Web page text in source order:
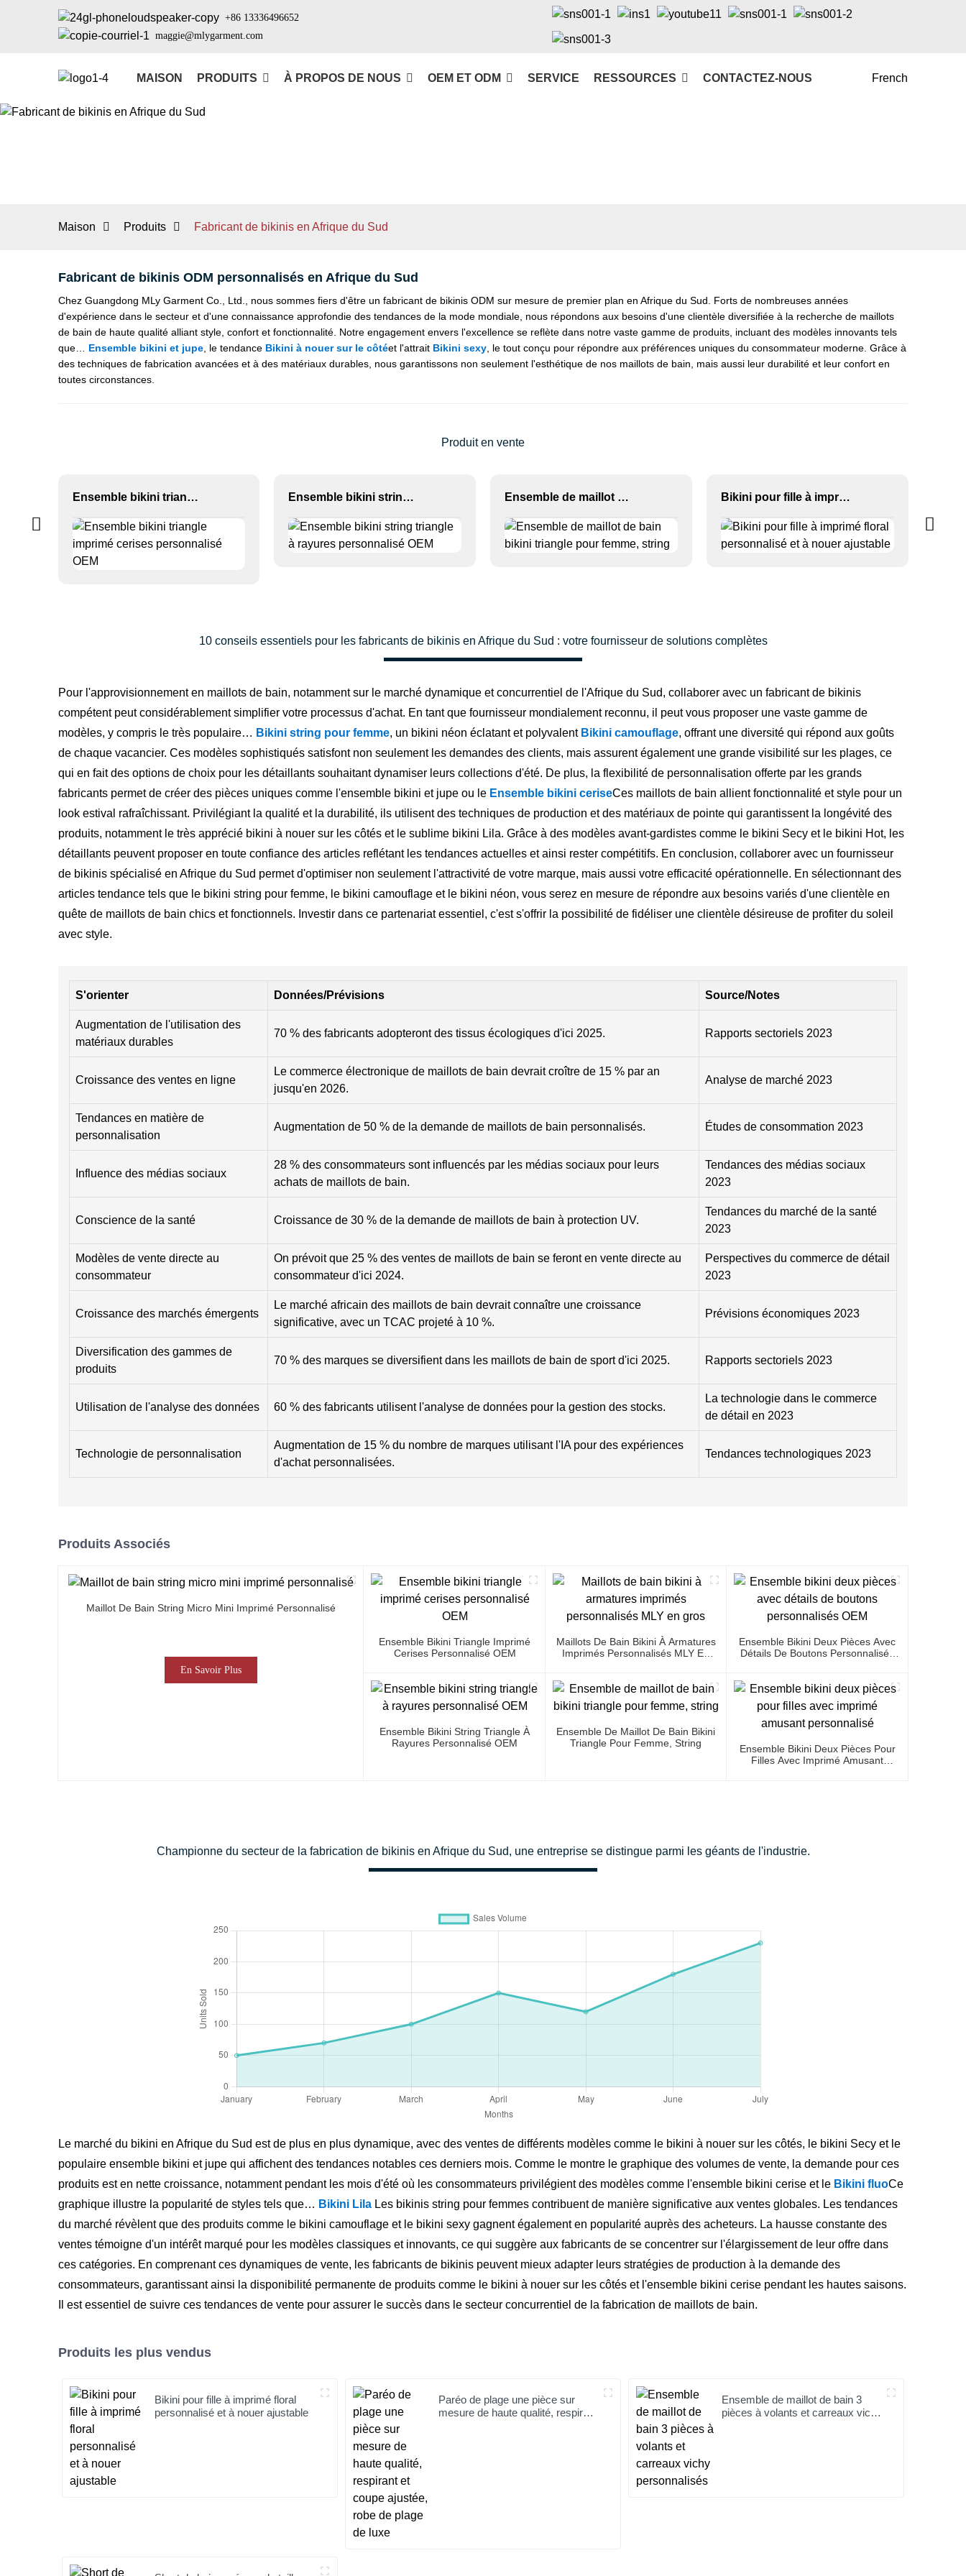
+86 13336496652
maggie@mlygarment.com
MAISON PRODUITS À PROPOS DE NOUS OEM ET ODM SERVICE RESSOURCES CONTACTEZ-NOUS French
Maison Produits Fabricant de bikinis en Afrique du Sud
Fabricant de bikinis ODM personnalisés en Afrique du Sud
Chez Guangdong MLy Garment Co., Ltd., nous sommes fiers d'être un fabricant de bikinis ODM sur mesure de premier plan en Afrique du Sud. Forts de nombreuses années
d'expérience dans le secteur et d'une connaissance approfondie des tendances de la mode mondiale, nous répondons aux besoins d'une clientèle diversifiée à la recherche de maillots
de bain de haute qualité alliant style, confort et fonctionnalité. Notre engagement envers l'excellence se reflète dans notre vaste gamme de produits, incluant des modèles innovants tels
que… Ensemble bikini et jupe, le tendance Bikini à nouer sur le côtéet l'attrait Bikini sexy, le tout conçu pour répondre aux préférences uniques du consommateur moderne. Grâce à
des techniques de fabrication avancées et à des matériaux durables, nous garantissons non seulement l'esthétique de nos maillots de bain, mais aussi leur durabilité et leur confort en
toutes circonstances.
Produit en vente
Ensemble bikini triangle imprimé cerises personnalisé OEM Ensemble bikini string triangle à rayures personnalisé OEM Ensemble de maillot de bain bikini triangle pour femme, string Bikini pour fille à imprimé floral personnalisé et à nouer ajustable
10 conseils essentiels pour les fabricants de bikinis en Afrique du Sud : votre fournisseur de solutions complètes
Pour l'approvisionnement en maillots de bain, notamment sur le marché dynamique et concurrentiel de l'Afrique du Sud, collaborer avec un fabricant de bikinis
compétent peut considérablement simplifier votre processus d'achat. En tant que fournisseur mondialement reconnu, il peut vous proposer une vaste gamme de
modèles, y compris le très populaire… Bikini string pour femme, un bikini néon éclatant et polyvalent Bikini camouflage, offrant une diversité qui répond aux goûts
de chaque vacancier. Ces modèles sophistiqués satisfont non seulement les demandes des clients, mais assurent également une grande visibilité sur les plages, ce
qui en fait des options de choix pour les détaillants souhaitant dynamiser leurs collections d'été. De plus, la flexibilité de personnalisation offerte par les grands
fabricants permet de créer des pièces uniques comme l'ensemble bikini et jupe ou le Ensemble bikini ceriseCes maillots de bain allient fonctionnalité et style pour un
look estival rafraîchissant. Privilégiant la qualité et la durabilité, ils utilisent des techniques de production et des matériaux de pointe qui garantissent la longévité des
produits, notamment le très apprécié bikini à nouer sur les côtés et le sublime bikini Lila. Grâce à des modèles avant-gardistes comme le bikini Secy et le bikini Hot, les
détaillants peuvent proposer en toute confiance des articles reflétant les tendances actuelles et ainsi rester compétitifs. En conclusion, collaborer avec un fournisseur
de bikinis spécialisé en Afrique du Sud permet d'optimiser non seulement l'attractivité de votre marque, mais aussi votre efficacité opérationnelle. En sélectionnant des
articles tendance tels que le bikini string pour femme, le bikini camouflage et le bikini néon, vous serez en mesure de répondre aux besoins variés d'une clientèle en
quête de maillots de bain chics et fonctionnels. Investir dans ce partenariat essentiel, c'est s'offrir la possibilité de fidéliser une clientèle désireuse de profiter du soleil
avec style.
S'orienter Données/Prévisions Source/Notes
Augmentation de l'utilisation des
matériaux durables
70 % des fabricants adopteront des tissus écologiques d'ici 2025. Rapports sectoriels 2023
Croissance des ventes en ligne
Le commerce électronique de maillots de bain devrait croître de 15 % par an
jusqu'en 2026.
Analyse de marché 2023
Tendances en matière de
personnalisation
Augmentation de 50 % de la demande de maillots de bain personnalisés. Études de consommation 2023
Influence des médias sociaux
28 % des consommateurs sont influencés par les médias sociaux pour leurs
achats de maillots de bain.
Tendances des médias sociaux
2023
Conscience de la santé Croissance de 30 % de la demande de maillots de bain à protection UV.
Tendances du marché de la santé
2023
Modèles de vente directe au
consommateur
On prévoit que 25 % des ventes de maillots de bain se feront en vente directe au
consommateur d'ici 2024.
Perspectives du commerce de détail
2023
Croissance des marchés émergents
Le marché africain des maillots de bain devrait connaître une croissance
significative, avec un TCAC projeté à 10 %.
Prévisions économiques 2023
Diversification des gammes de
produits
70 % des marques se diversifient dans les maillots de bain de sport d'ici 2025. Rapports sectoriels 2023
Utilisation de l'analyse des données 60 % des fabricants utilisent l'analyse de données pour la gestion des stocks.
La technologie dans le commerce
de détail en 2023
Technologie de personnalisation
Augmentation de 15 % du nombre de marques utilisant l'IA pour des expériences
d'achat personnalisées.
Tendances technologiques 2023
Produits Associés
Maillot De Bain String Micro Mini Imprimé Personnalisé
En Savoir Plus
Ensemble Bikini Triangle Imprimé
Cerises Personnalisé OEM
Maillots De Bain Bikini À Armatures
Imprimés Personnalisés MLY En
Ensemble Bikini Deux Pièces Avec
Détails De Boutons Personnalisés
Ensemble Bikini String Triangle À
Rayures Personnalisé OEM
Ensemble De Maillot De Bain Bikini
Triangle Pour Femme, String
Ensemble Bikini Deux Pièces Pour
Filles Avec Imprimé Amusant
Championne du secteur de la fabrication de bikinis en Afrique du Sud, une entreprise se distingue parmi les géants de l'industrie.
Le marché du bikini en Afrique du Sud est de plus en plus dynamique, avec des ventes de différents modèles comme le bikini à nouer sur les côtés, le bikini Secy et le
populaire ensemble bikini et jupe qui affichent des tendances notables ces derniers mois. Comme le montre le graphique des volumes de vente, la demande pour ces
produits est en nette croissance, notamment pendant les mois d'été où les consommateurs privilégient des modèles comme l'ensemble bikini cerise et le Bikini fluoCe
graphique illustre la popularité de styles tels que… Bikini LilaLes bikinis string pour femmes contribuent de manière significative aux ventes globales. Les tendances
du marché révèlent que des produits comme le bikini camouflage et le bikini sexy gagnent également en popularité auprès des acheteurs. La hausse constante des
ventes témoigne d'un intérêt marqué pour les modèles classiques et innovants, ce qui suggère aux fabricants de se concentrer sur l'élargissement de leur offre dans
ces catégories. En comprenant ces dynamiques de vente, les fabricants de bikinis peuvent mieux adapter leurs stratégies de production à la demande des
consommateurs, garantissant ainsi la disponibilité permanente de produits comme le bikini à nouer sur les côtés et l'ensemble bikini cerise pendant les hautes saisons.
Il est essentiel de suivre ces tendances de vente pour assurer le succès dans le secteur concurrentiel de la fabrication de maillots de bain.
Produits les plus vendus
Bikini pour fille à imprimé floral
personnalisé et à nouer ajustable
Paréo de plage une pièce sur
mesure de haute qualité, respirant
Ensemble de maillot de bain 3
pièces à volants et carreaux vichy